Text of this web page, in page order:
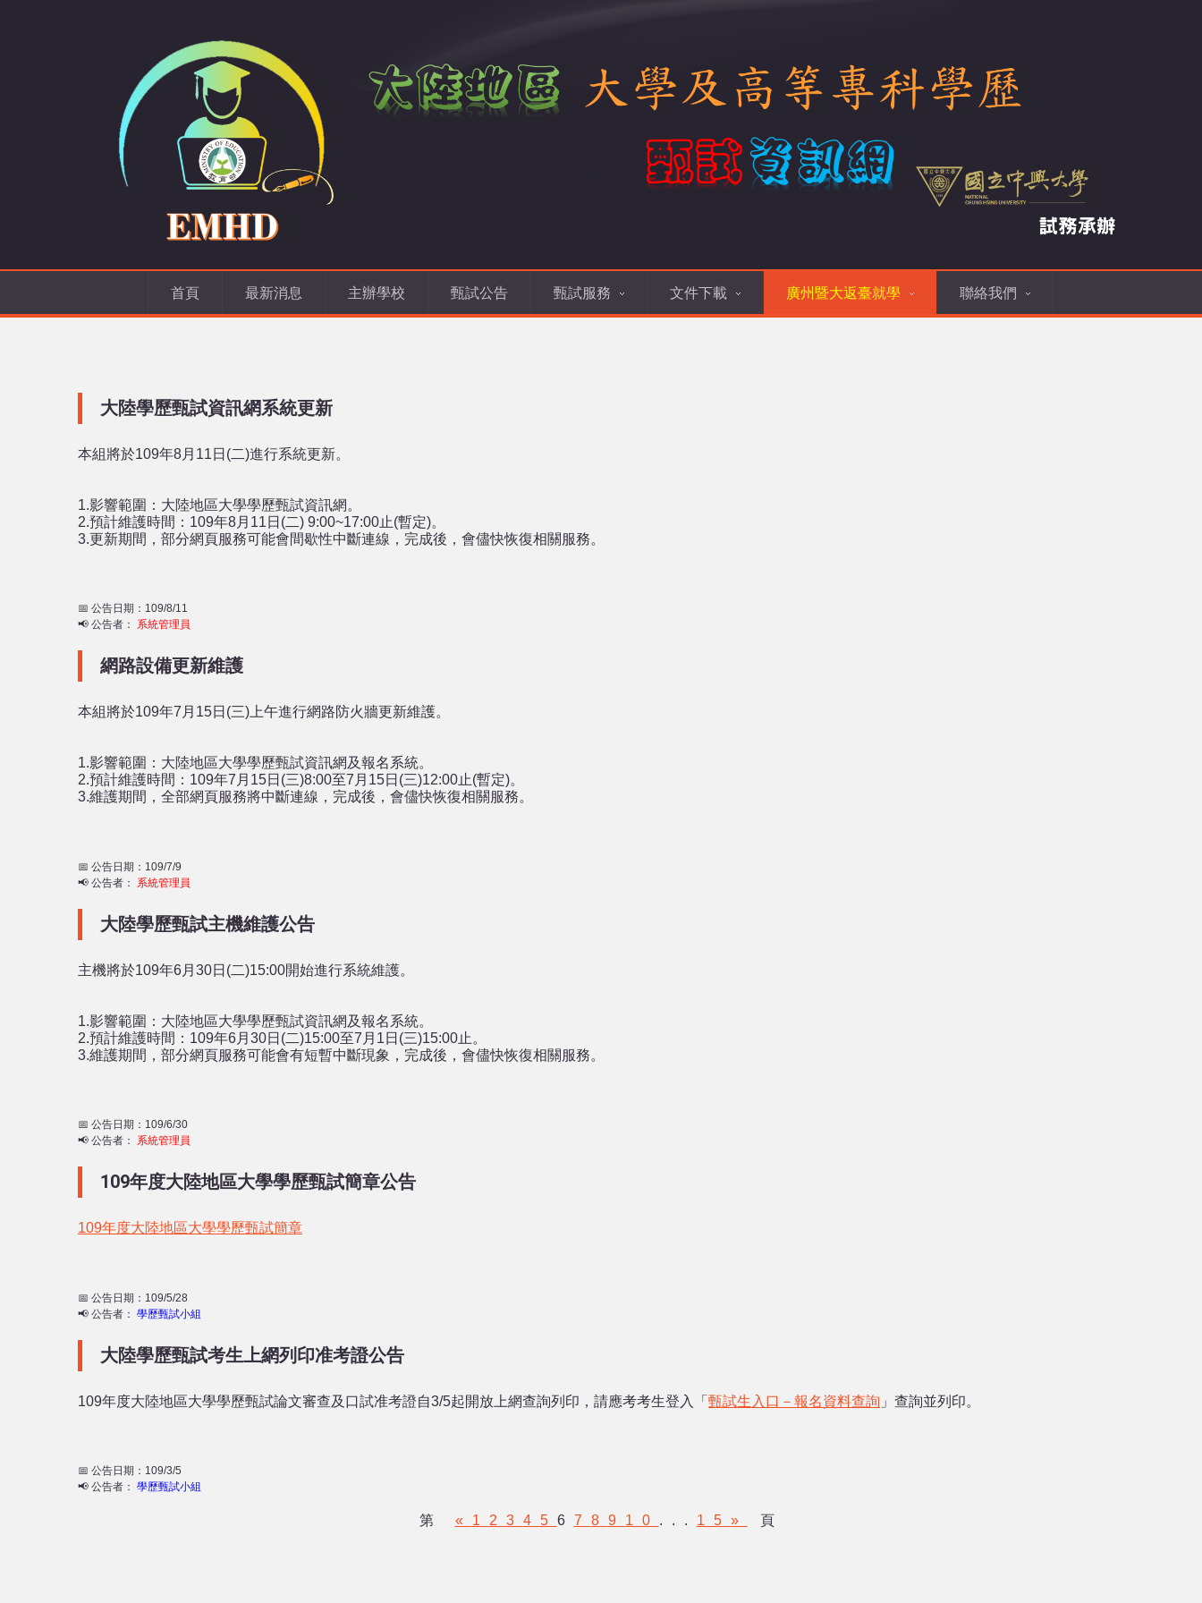
首頁 最新消息 主辦學校 甄試公告 甄試服務 文件下載 廣州暨大返臺就學 聯絡我們
大陸學歷甄試資訊網系統更新
本組將於109年8月11日(二)進行系統更新。
1.影響範圍：大陸地區大學學歷甄試資訊網。
2.預計維護時間：109年8月11日(二) 9:00~17:00止(暫定)。
3.更新期間，部分網頁服務可能會間歇性中斷連線，完成後，會儘快恢復相關服務。
📅 公告日期：109/8/11
📢 公告者： 系統管理員
網路設備更新維護
本組將於109年7月15日(三)上午進行網路防火牆更新維護。
1.影響範圍：大陸地區大學學歷甄試資訊網及報名系統。
2.預計維護時間：109年7月15日(三)8:00至7月15日(三)12:00止(暫定)。
3.維護期間，全部網頁服務將中斷連線，完成後，會儘快恢復相關服務。
📅 公告日期：109/7/9
📢 公告者： 系統管理員
大陸學歷甄試主機維護公告
主機將於109年6月30日(二)15:00開始進行系統維護。
1.影響範圍：大陸地區大學學歷甄試資訊網及報名系統。
2.預計維護時間：109年6月30日(二)15:00至7月1日(三)15:00止。
3.維護期間，部分網頁服務可能會有短暫中斷現象，完成後，會儘快恢復相關服務。
📅 公告日期：109/6/30
📢 公告者： 系統管理員
109年度大陸地區大學學歷甄試簡章公告
109年度大陸地區大學學歷甄試簡章
📅 公告日期：109/5/28
📢 公告者： 學歷甄試小組
大陸學歷甄試考生上網列印准考證公告
109年度大陸地區大學學歷甄試論文審查及口試准考證自3/5起開放上網查詢列印，請應考考生登入「 甄試生入口－報名資料查詢 」查詢並列印。
📅 公告日期：109/3/5
📢 公告者： 學歷甄試小組
第 « 1 2 3 4 5 6 7 8 9 10 ... 15 » 頁